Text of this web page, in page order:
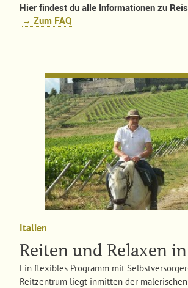
Hier findest du alle Informationen zu
→ Zum FAQ
Italien
Reiten und Relaxen
​Ein flexibles Programm mit
Reitzentrum liegt inmitten der